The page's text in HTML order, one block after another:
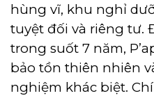
hùng vĩ, khu nghỉ
tuyệt đối và riêng tư.
trong suốt 7 năm,
bảo tồn thiên nhiên
nghiệm khác biệt.